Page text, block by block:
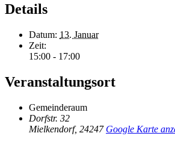
Details
Datum: 13. Januar
Zeit:
15:00 - 17:00
Veranstaltungsort
Gemeinderaum
Dorfstr. 32
Mielkendorf, 24247 Google Karte